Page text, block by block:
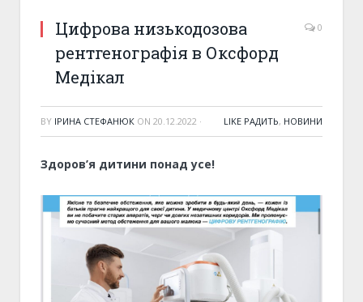
Цифрова низькодозова
рентгенографія в Оксфорд
Медікал
0
BY ІРИНА СТЕФАНЮК ON 20.12.2022 · LIKE РАДИТЬ, НОВИНИ
Здоров’я дитини понад усе!